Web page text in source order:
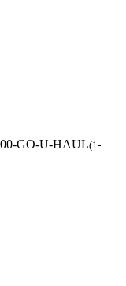
GO-U-HAUL(1-